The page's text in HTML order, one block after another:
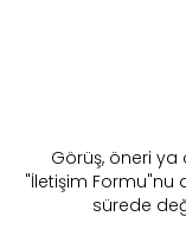
​Görüş, öneri
"İletişim Formu"nu
sürede